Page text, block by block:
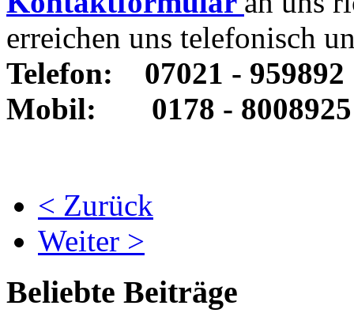
erreichen uns telefonisch
Telefon: 07021 - 959892
Mobil: 0178 - 8008925
< Zurück
Weiter >
Beliebte Beiträge